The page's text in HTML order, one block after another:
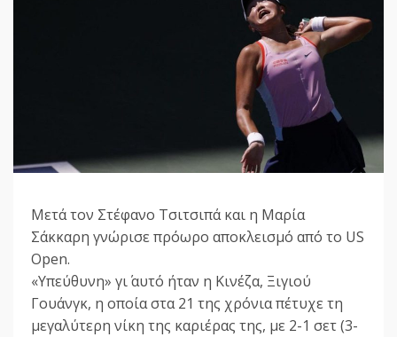
Μετά τον Στέφανο Τσιτσιπά και η Μαρία
Σάκκαρη γνώρισε πρόωρο αποκλεισμό από το US
Open.
«Υπεύθυνη» γι΄ αυτό ήταν η Κινέζα, Ξιγιού
Γουάνγκ, η οποία στα 21 της χρόνια πέτυχε τη
μεγαλύτερη νίκη της καριέρας της, με 2-1 σετ (3-